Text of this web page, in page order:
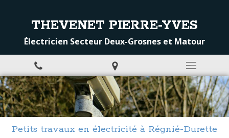
THEVENET PIERRE-YVES
Électricien Secteur Deux-Grosnes et Matour
Petits travaux en électricité à Régnié-Durette